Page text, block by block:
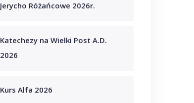
Jerycho Różańcowe 2026r.
Katechezy na Wielki Post A.D.
2026
Kurs Alfa 2026